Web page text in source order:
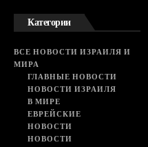
Категории
ВСЕ НОВОСТИ ИЗРАИЛЯ И
МИРА
ГЛАВНЫЕ НОВОСТИ
НОВОСТИ ИЗРАИЛЯ
В МИРЕ
ЕВРЕЙСКИЕ
НОВОСТИ
НОВОСТИ